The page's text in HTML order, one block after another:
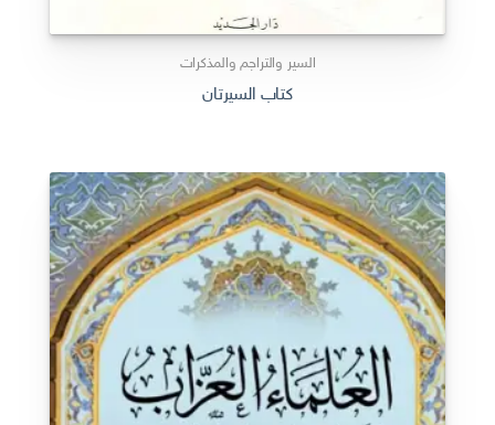
السير والتراجم والمذكرات
كتاب السيرتان